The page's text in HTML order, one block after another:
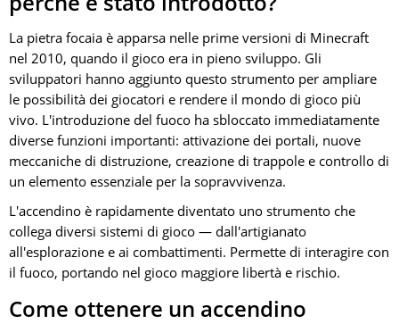
La pietra focaia è apparsa nelle prime versioni di Minecraft
nel 2010, quando il gioco era in pieno sviluppo. Gli
sviluppatori hanno aggiunto questo strumento per ampliare
le possibilità dei giocatori e rendere il mondo di gioco più
vivo. L'introduzione del fuoco ha sbloccato immediatamente
diverse funzioni importanti: attivazione dei portali, nuove
meccaniche di distruzione, creazione di trappole e controllo di
un elemento essenziale per la sopravvivenza.
L'accendino è rapidamente diventato uno strumento che
collega diversi sistemi di gioco — dall'artigianato
all'esplorazione e ai combattimenti. Permette di interagire con
il fuoco, portando nel gioco maggiore libertà e rischio.
Come ottenere un accendino